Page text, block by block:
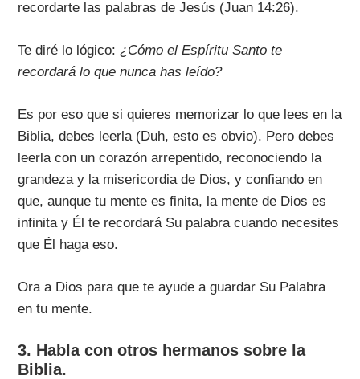
recordarte las palabras de Jesús (Juan 14:26).
Te diré lo lógico: ¿Cómo el Espíritu Santo te
recordará lo que nunca has leído?
Es por eso que si quieres memorizar lo que lees en la
Biblia, debes leerla (Duh, esto es obvio). Pero debes
leerla con un corazón arrepentido, reconociendo la
grandeza y la misericordia de Dios, y confiando en
que, aunque tu mente es finita, la mente de Dios es
infinita y Él te recordará Su palabra cuando necesites
que Él haga eso.
Ora a Dios para que te ayude a guardar Su Palabra
en tu mente.
3. Habla con otros hermanos sobre la
Biblia.